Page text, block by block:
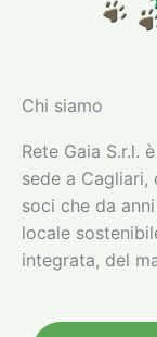
Chi siamo
Rete Gaia S.r.l.
sede a
soci che da
locale
integrata, del